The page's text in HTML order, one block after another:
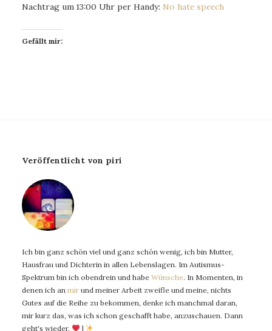
Nachtrag um 13:00 Uhr per Handy: No hate speech
Gefällt mir:
Veröffentlicht von piri
Ich bin ganz schön viel und ganz schön wenig, ich bin Mutter,
Hausfrau und Dichterin in allen Lebenslagen. Im Autismus-
Spektrum bin ich obendrein und habe Wünsche. In Momenten, in
denen ich an mir und meiner Arbeit zweifle und meine, nichts
Gutes auf die Reihe zu bekommen, denke ich manchmal daran,
mir kurz das, was ich schon geschafft habe, anzuschauen. Dann
geht's wieder.
|